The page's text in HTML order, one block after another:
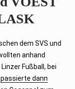
dem SVS und
anhand
Fußball, bei
passierte dann